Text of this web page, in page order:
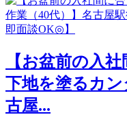
【お盆前の入
下地を塗るカン
古屋...